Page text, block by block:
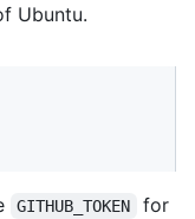
Ubuntu.
GITHUB_TOKEN
for